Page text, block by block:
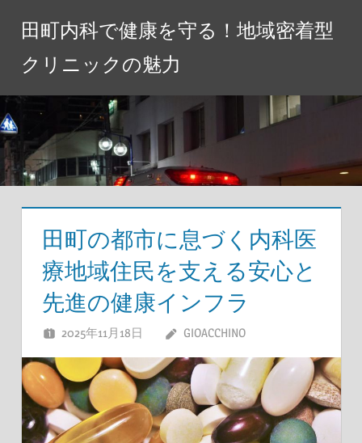
ツ
へ
ス
キ
田町内科で健康を守る！地域密着型
クリニックの魅力
田町の都市に息づく内科医
療地域住民を支える安心と
先進の健康インフラ
2025年11月18日 GIOACCHINO